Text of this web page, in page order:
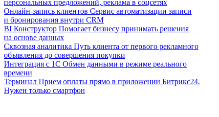
персональных предложений, реклама в соцсетях
Онлайн-запись клиентов Сервис автоматизации записи
и бронирования внутри CRM
BI Конструктор Помогает бизнесу принимать решения
на основе данных
Сквозная аналитика Путь клиента от первого рекламного
объявления до совершения покупки
Интеграция с 1С Обмен данными в режиме реального
времени
Терминал Прием оплаты прямо в приложении Битрикс24.
Нужен только смартфон